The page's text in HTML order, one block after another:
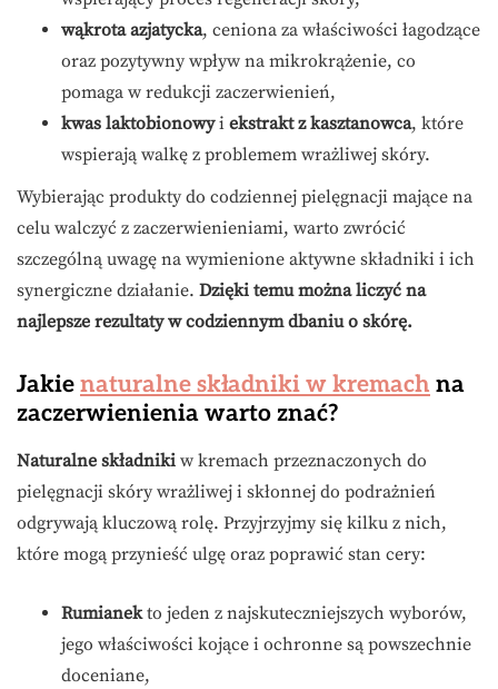
wąkrota azjatycka, ceniona za właściwości łagodzące
oraz pozytywny wpływ na mikrokrążenie, co
pomaga w redukcji zaczerwienień,
kwas laktobionowyi ekstrakt z kasztanowca, które
wspierają walkę z problemem wrażliwej skóry.
Wybierając produkty do codziennej pielęgnacji mające na
celu walczyć z zaczerwienieniami, warto zwrócić
szczególną uwagę na wymienione aktywne składniki i ich
synergiczne działanie. Dzięki temu można liczyć na
najlepsze rezultaty w codziennym dbaniu o skórę.
Jakie naturalne składniki w kremach na
zaczerwienienia warto znać?
Naturalne składniki w kremach przeznaczonych do
pielęgnacji skóry wrażliwej i skłonnej do podrażnień
odgrywają kluczową rolę. Przyjrzyjmy się kilku z nich,
które mogą przynieść ulgę oraz poprawić stan cery:
Rumianekto jeden z najskuteczniejszych wyborów,
jego właściwości kojące i ochronne są powszechnie
doceniane,